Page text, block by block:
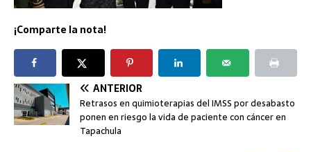
¡Comparte la nota!
ANTERIOR
Retrasos en quimioterapias del IMSS por desabasto
ponen en riesgo la vida de paciente con cáncer en
Tapachula